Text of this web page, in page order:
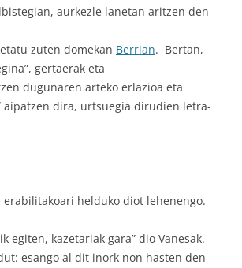
aurkezle lanetan aritzen den
zuten domekan Berrian. Bertan,
gertaerak eta
dugunaren arteko erlazioa eta
aipatzen dira, urtsuegia dirudien letra-
helduko diot lehenengo.
egiten, kazetariak gara” dio Vanesak.
esango al dit inork non hasten den